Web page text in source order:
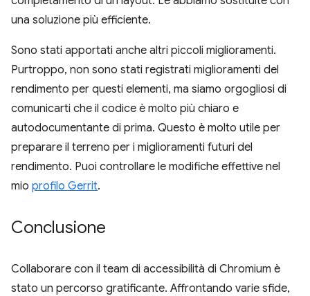
una soluzione più efficiente.
Sono stati apportati anche altri piccoli miglioramenti.
Purtroppo, non sono stati registrati miglioramenti del
rendimento per questi elementi, ma siamo orgogliosi di
comunicarti che il codice è molto più chiaro e
autodocumentante di prima. Questo è molto utile per
preparare il terreno per i miglioramenti futuri del
rendimento. Puoi controllare le modifiche effettive nel
mio profilo Gerrit.
Conclusione
Collaborare con il team di accessibilità di Chromium è
stato un percorso gratificante. Affrontando varie sfide,